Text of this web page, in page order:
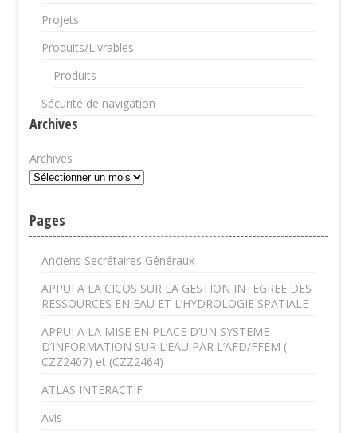
Projets
Produits/Livrables
Produits
Sécurité de navigation
Archives
Archives
Pages
Anciens Secrétaires Généraux
APPUI A LA CICOS SUR LA GESTION INTEGREE DES
RESSOURCES EN EAU ET L’HYDROLOGIE SPATIALE
APPUI A LA MISE EN PLACE D’UN SYSTEME
D’INFORMATION SUR L’EAU PAR L’AFD/FFEM (
CZZ2407) et (CZZ2464)
ATLAS INTERACTIF
Avis